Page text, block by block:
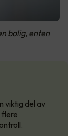
bolig, enten
viktig del av